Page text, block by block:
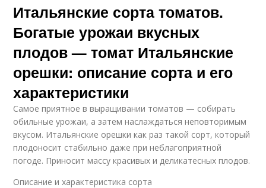
Итальянские сорта томатов.
Богатые урожаи вкусных
плодов — томат Итальянские
орешки: описание сорта и его
характеристики
Самое приятное в выращивании томатов — собирать
обильные урожаи, а затем наслаждаться неповторимым
вкусом. Итальянские орешки как раз такой сорт, который
плодоносит стабильно даже при неблагоприятной
погоде. Приносит массу красивых и деликатесных плодов.
Описание и характеристика сорта